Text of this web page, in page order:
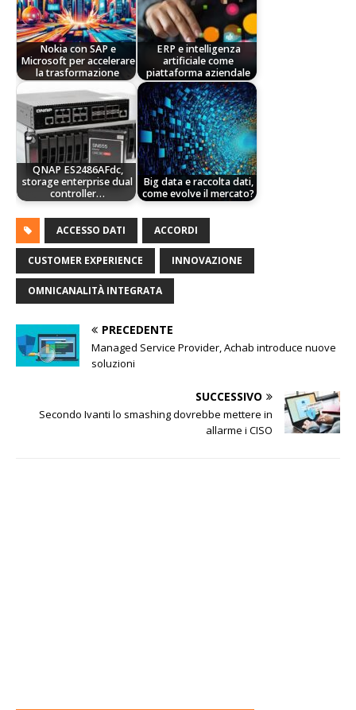
Nokia con SAP e
Microsoft per accelerare
la trasformazione
ERP e intelligenza
artificiale come
piattaforma aziendale
QNAP ES2486AFdc,
storage enterprise dual
controller…
Big data e raccolta dati,
come evolve il mercato?
ACCESSO DATI ACCORDI
CUSTOMER EXPERIENCE INNOVAZIONE
OMNICANALITÀ INTEGRATA
PRECEDENTE
Managed Service Provider, Achab introduce nuove
soluzioni
SUCCESSIVO
Secondo Ivanti lo smashing dovrebbe mettere in
allarme i CISO